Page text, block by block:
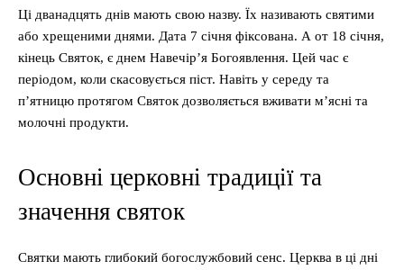
Ці дванадцять днів мають свою назву. Їх називають святими
або хрещеними днями. Дата 7 січня фіксована. А от 18 січня,
кінець Святок, є днем Навечір’я Богоявлення. Цей час є
періодом, коли скасовується піст. Навіть у середу та
п’ятницю протягом Святок дозволяється вживати м’ясні та
молочні продукти.
Основні церковні традиції та
значення святок
Святки мають глибокий богослужбовий сенс. Церква в ці дні